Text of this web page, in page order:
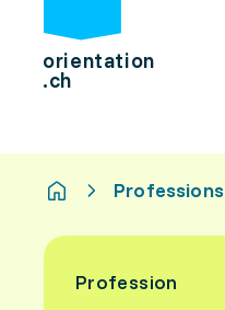
orientation
.ch
Professions
Profession